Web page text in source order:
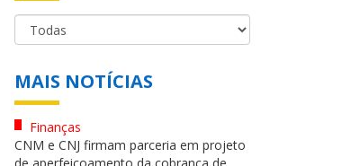
MAIS NOTÍCIAS
Finanças
CNM e CNJ firmam parceria em projeto